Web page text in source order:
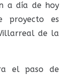
a día de hoy
proyecto es
de la
el paso de